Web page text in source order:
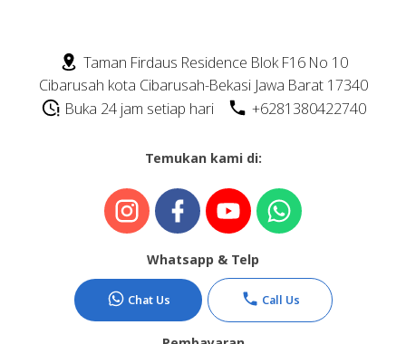
Sprunki Mods
Taman Firdaus Residence Blok F16 No 10
Cibarusah kota Cibarusah-Bekasi Jawa Barat 17340
Buka 24 jam setiap hari
+6281380422740
Temukan kami di:
Whatsapp & Telp
Chat Us Call Us